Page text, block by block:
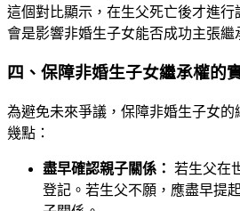
這個對比顯示，在生父死亡後才進行
會是影響非婚生子女能否成功主張繼
四、保障非婚生子女繼承權的
為避免未來爭議，保障非婚生子女
幾點：
盡早確認親子關係： 若生父在
登記。若生父不願，應盡早提